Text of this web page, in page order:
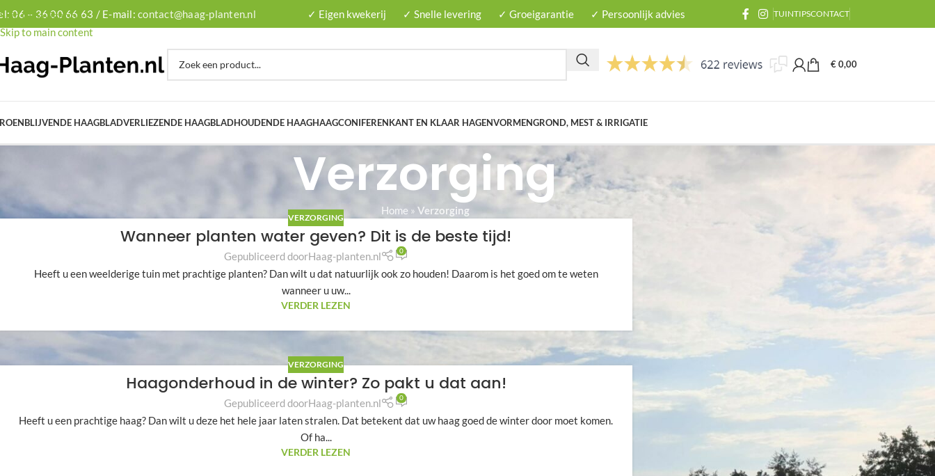
Skip to navigation
Skip to main content
06 – 36 00 66 63 / E-mail: contact@haag-planten.nl ✓ Eigen kwekerij ✓ Snelle levering ✓ Groeigarantie ✓ Persoonlijk advies TUINTIPSCONTACT
€0,00
HAAGBLADVERLIEZENDE HAAGBLADHOUDENDE HAAGHAAGCONIFERENKANT EN KLAAR HAGENVORMENGROND, MEST & IRRIGATIE
Verzorging
Home » Verzorging
VERZORGING
Wanneer planten water geven? Dit is de beste tijd!
Gepubliceerd doorHaag-planten.nl 0
Heeft u een weelderige tuin met prachtige planten? Dan wilt u dat natuurlijk ook zo houden! Daarom is het goed om te weten
wanneer u uw...
VERDER LEZEN
VERZORGING
Haagonderhoud in de winter? Zo pakt u dat aan!
Gepubliceerd doorHaag-planten.nl 0
Heeft u een prachtige haag? Dan wilt u deze het hele jaar laten stralen. Dat betekent dat uw haag goed de winter door moet komen.
Of ha...
VERDER LEZEN
BLOGCATEGORIEËN
Verzorging